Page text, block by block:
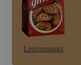
Leivonnaiset